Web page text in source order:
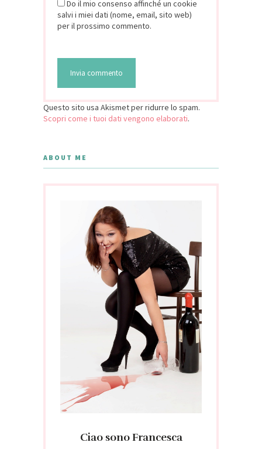
Do il mio consenso affinché un cookie
salvi i miei dati (nome, email, sito web)
per il prossimo commento.
Questo sito usa Akismet per ridurre lo spam.
Scopri come i tuoi dati vengono elaborati.
ABOUT ME
Ciao sono Francesca